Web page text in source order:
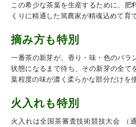
この希少な茶葉を生産するために、肥
くりに精通した篤農家が精魂込めて育
摘み方も特別
一番茶の新芽が、香り・味・色のバラ
状態になるまで待ち、その新芽の全て
葉程度の味が濃く柔らかな部分だけを
火入れも特別
火入れは全国茶審査技術競技大会 （